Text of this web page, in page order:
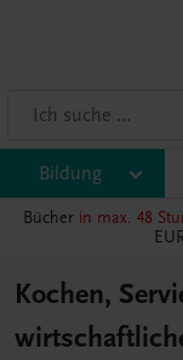
Bildung
Bücher in max. 48
Kochen,